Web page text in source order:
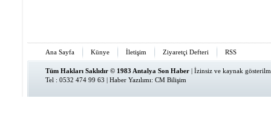
Ana Sayfa Künye İletişim Ziyaretçi Defteri RSS
Tüm Hakları Saklıdır © 1983 Antalya Son Haber | İzinsiz ve kaynak
Tel : 0532 474 99 63 | Haber Yazılımı: CM Bilişim